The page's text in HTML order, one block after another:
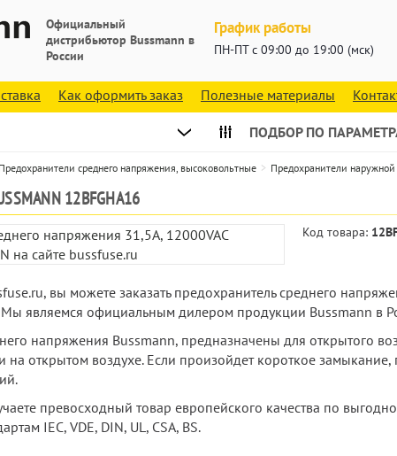
Официальный
дистрибьютор Bussmann в
России
График работы
ПН-ПТ с 09:00 до 19:00 (мск)
Как оформить заказ Полезные материалы
ПОДБОР ПО
Предохранители среднего напряжения, высоковольтные Предохранители наружной
12BFGHA16
Код товара:
вы можете заказать предохранитель среднего
являемся официальным дилером продукции Bussmann в
напряжения Bussmann, предназначены для открытого
на открытом воздухе. Если произойдет короткое
превосходный товар европейского качества по
IEC, VDE, DIN, UL, CSA, BS.